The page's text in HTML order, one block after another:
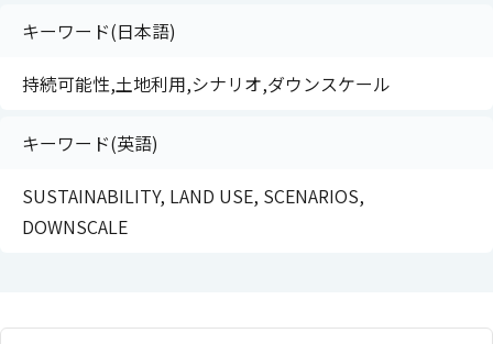
キーワード(日本語)
持続可能性,土地利用,シナリオ,ダウンスケール
キーワード(英語)
SUSTAINABILITY, LAND USE, SCENARIOS,
DOWNSCALE